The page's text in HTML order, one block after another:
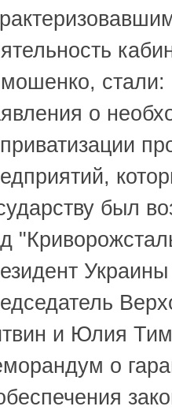
стали:
о
был
и Юлия
о